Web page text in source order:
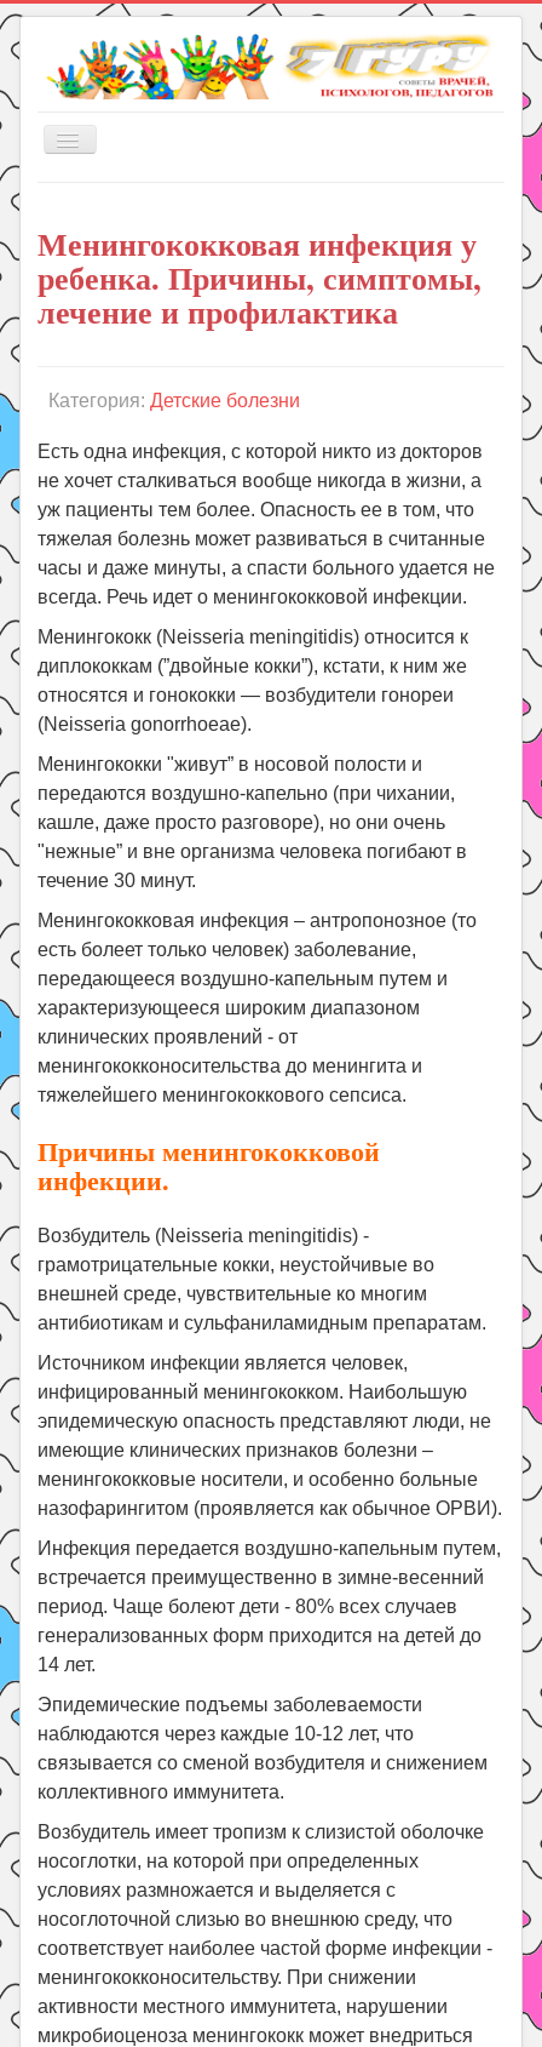
Включить/
Книги
Рукоделие
Подготовка к школе
ГДЗ
Праздники
Психология
Летом!
Поиск
Менингококковая инфекция у
ребенка. Причины, симптомы,
лечение и профилактика
Категория:Детские болезни
Есть одна инфекция, с которой никто из докторов
не хочет сталкиваться вообще никогда в жизни, а
уж пациенты тем более. Опасность ее в том, что
тяжелая болезнь может развиваться в считанные
часы и даже минуты, а спасти больного удается не
всегда. Речь идет о менингококковой инфекции.
Менингококк (Neisseria meningitidis) относится к
диплококкам (”двойные кокки”), кстати, к ним же
относятся и гонококки — возбудители гонореи
(Neisseria gonorrhoeae).
Менингококки "живут” в носовой полости и
передаются воздушно-капельно (при чихании,
кашле, даже просто разговоре), но они очень
"нежные” и вне организма человека погибают в
течение 30 минут.
Менингококковая инфекция – антропонозное (то
есть болеет только человек) заболевание,
передающееся воздушно-капельным путем и
характеризующееся широким диапазоном
клинических проявлений - от
менингококконосительства до менингита и
тяжелейшего менингококкового сепсиса.
Причины менингококковой
инфекции.
Возбудитель (Neisseria meningitidis) -
грамотрицательные кокки, неустойчивые во
внешней среде, чувствительные ко многим
антибиотикам и сульфаниламидным препаратам.
Источником инфекции является человек,
инфицированный менингококком. Наибольшую
эпидемическую опасность представляют люди, не
имеющие клинических признаков болезни –
менингококковые носители, и особенно больные
назофарингитом (проявляется как обычное ОРВИ).
Инфекция передается воздушно-капельным путем,
встречается преимущественно в зимне-весенний
период. Чаще болеют дети - 80% всех случаев
генерализованных форм приходится на детей до
14 лет.
Эпидемические подъемы заболеваемости
наблюдаются через каждые 10-12 лет, что
связывается со сменой возбудителя и снижением
коллективного иммунитета.
Возбудитель имеет тропизм к слизистой оболочке
носоглотки, на которой при определенных
условиях размножается и выделяется с
носоглоточной слизью во внешнюю среду, что
соответствует наиболее частой форме инфекции -
менингококконосительству. При снижении
активности местного иммунитета, нарушении
микробиоценоза менингококк может внедриться